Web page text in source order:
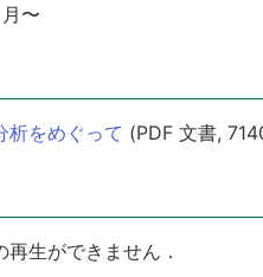
〜
析をめぐって (PDF 文書,
生ができません．